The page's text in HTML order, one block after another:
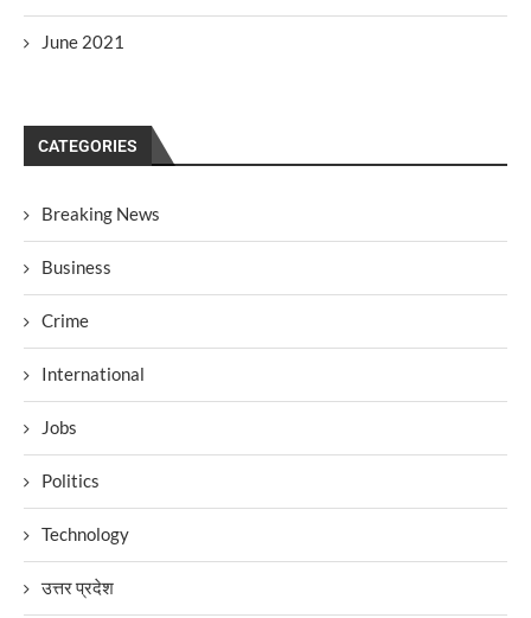
June 2021
CATEGORIES
Breaking News
Business
Crime
International
Jobs
Politics
Technology
उत्तर प्रदेश